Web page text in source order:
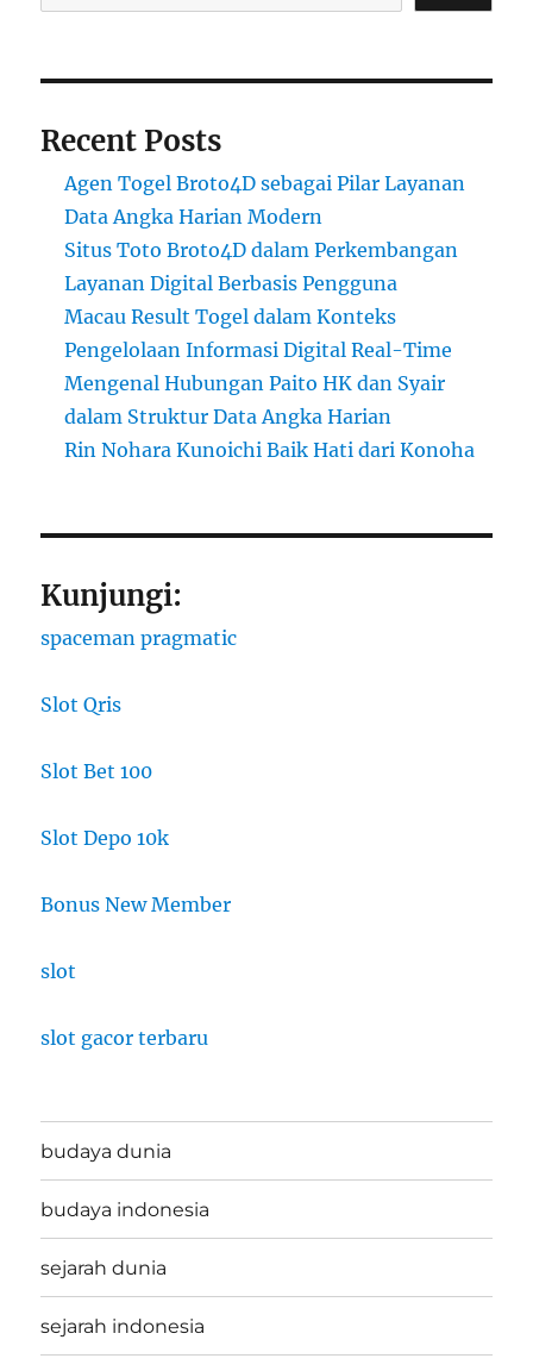
Recent Posts
Agen Togel Broto4D sebagai Pilar Layanan
Data Angka Harian Modern
Situs Toto Broto4D dalam Perkembangan
Layanan Digital Berbasis Pengguna
Macau Result Togel dalam Konteks
Pengelolaan Informasi Digital Real-Time
Mengenal Hubungan Paito HK dan Syair
dalam Struktur Data Angka Harian
Rin Nohara Kunoichi Baik Hati dari Konoha
Kunjungi:
spaceman pragmatic
Slot Qris
Slot Bet 100
Slot Depo 10k
Bonus New Member
slot
slot gacor terbaru
budaya dunia
budaya indonesia
sejarah dunia
sejarah indonesia